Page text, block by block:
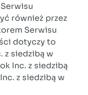
również przez
Serwisu
dotyczy to
z siedzibą w
Inc. z siedzibą
z siedzibą w